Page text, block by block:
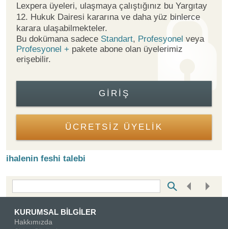
Lexpera üyeleri, ulaşmaya çalıştığınız bu Yargıtay
12. Hukuk Dairesi kararına ve daha yüz binlerce
karara ulaşabilmekteler.
Bu dokümana sadece Standart, Profesyonel veya
Profesyonel + pakete abone olan üyelerimiz
erişebilir.
GIRIŞ
ÜCRETSİZ ÜYELİK
ihalenin feshi talebi
KURUMSAL BİLGİLER
Hakkımızda